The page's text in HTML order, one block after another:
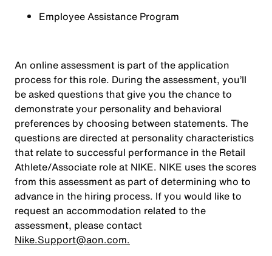
Employee Assistance Program
An online assessment is part of the application
process for this role. During the assessment, you’ll
be asked questions that give you the chance to
demonstrate your personality and behavioral
preferences by choosing between statements. The
questions are directed at personality characteristics
that relate to successful performance in the Retail
Athlete/Associate role at NIKE. NIKE uses the scores
from this assessment as part of determining who to
advance in the hiring process. If you would like to
request an accommodation related to the
assessment, please contact
Nike.Support@aon.com.